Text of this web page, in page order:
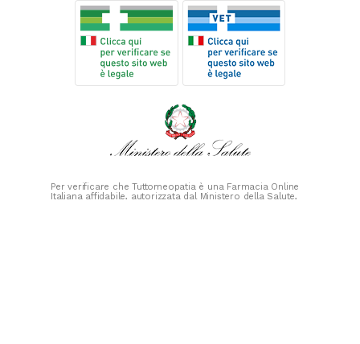
Per verificare che Tuttomeopatia è una Farmacia Online
Italiana affidabile, autorizzata dal Ministero della Salute,